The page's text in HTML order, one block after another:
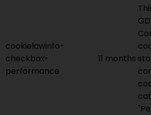
cookielawinfo-
checkbox-
performance
11 months